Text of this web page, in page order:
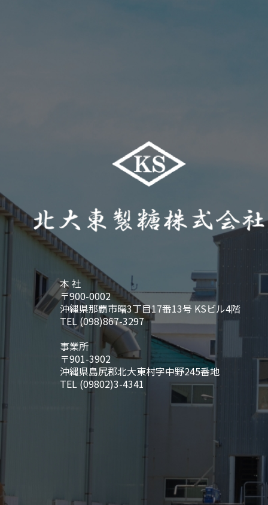
本 社
〒900-0002
沖縄県那覇市曙3丁目17番13号 KSビル4階
TEL (098)867-3297
事業所
〒901-3902
沖縄県島尻郡北大東村字中野245番地
TEL (09802)3-4341